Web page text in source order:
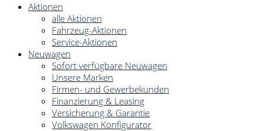
Aktionen
alle Aktionen
Fahrzeug-Aktionen
Service-Aktionen
Neuwagen
Sofort verfügbare Neuwagen
Unsere Marken
Firmen- und Gewerbekunden
Finanzierung & Leasing
Versicherung & Garantie
Volkswagen Konfigurator